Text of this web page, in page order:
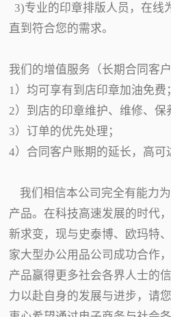
3)专业的印章排版人员，在线
直到符合您的需求。
我们的增值服务（长期合同客户
1）均可享有到店印章加油免费；
2）到店的印章维护、维修、保
3）订单的优先处理；
4）合同客户账期的延长，高可
我们相信本公司完全有能力
产品。在科技高速发展的时代
新求变，现与史泰博、欧玛特
家大型办公用品公司成功合作
产品赢得更多社会各界人士的
力以赴自身的发展与进步，请